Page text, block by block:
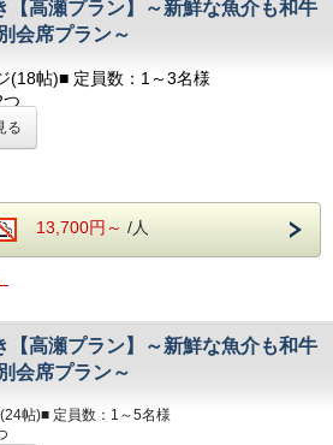
す。
お持ちください。
レートタイプ)
シ
付近に、無料の縦型ランドリーがございます。
☆☆
ギーがございましたらお知らせください◆
時間をご記入ください。
間は、
時間をご記入ください。
高瀬プラン】～新鮮な魚介も和牛
会席プラン～
(18帖)■ 定員数：1～3名様
つ
ド×1つ
調理器具 / 食器 / 冷蔵庫 / 電子レンジ
イヤー / 電気ポッド / 冷暖房完備
ィ■
オル / バスタオル
メニティは、
かいのアメニティバイキングコーナーに
をお持ちください。
る
13,700円～ /人
高瀬プラン】～新鮮な魚介も和牛
会席プラン～
帖)■ 定員数：1～5名様